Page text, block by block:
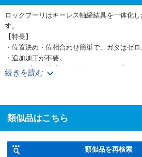
ロックプーリはキーレス軸締結具を一体化
す。
【特長】
・位置決め・位相合わせ簡単で、ガタはゼロ
・追加加工が不要。
・シンプルな構造で、取付取り外しが容易。
・緩み止めや軸方向の抜け止め不要。
的です。
続きを読む
類似品はこちら
類似品を再検索